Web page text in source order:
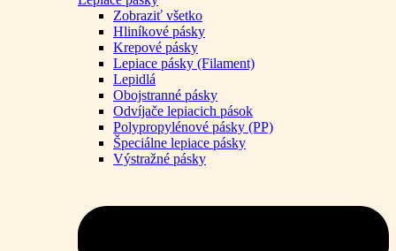
Zobraziť všetko
Hliníkové pásky
Krepové pásky
Lepiace pásky (Filament)
Lepidlá
Obojstranné pásky
Odvíjače lepiacich pások
Polypropylénové pásky (PP)
Špeciálne lepiace pásky
Výstražné pásky